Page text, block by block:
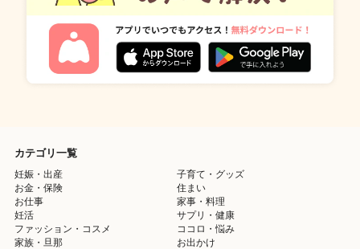
カテゴリ一覧
妊娠・出産
子育て・グッズ
お金・保険
住まい
お仕事
家事・料理
妊活
サプリ・健康
ファッション・コスメ
ココロ・悩み
家族・旦那
お出かけ